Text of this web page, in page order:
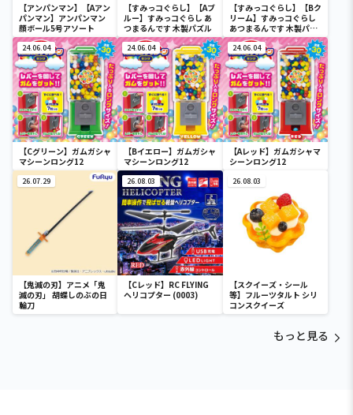
【アンパンマン】【Aアン
パンマン】アンパンマン
顔ボール5号アソート
【すみっコぐらし】【Aブ
ルー】すみっコぐらし あ
つまるんです 木製パズル
【すみっコぐらし】【Bク
リーム】すみっコぐらし
あつまるんです 木製パズ
ル
24.06.04
【Cグリーン】ガムガシャ
マシーンロング12
24.06.04
【Bイエロー】ガムガシャ
マシーンロング12
24.06.04
【Aレッド】ガムガシャマ
シーンロング12
26.07.29
【鬼滅の刃】アニメ「鬼
滅の刃」 胡蝶しのぶの日
輪刀
26.08.03
【Cレッド】RC FLYING
ヘリコプター (0003)
26.08.03
【スクイーズ・シール
等】フルーツタルト シリ
コンスクイーズ
もっと見る